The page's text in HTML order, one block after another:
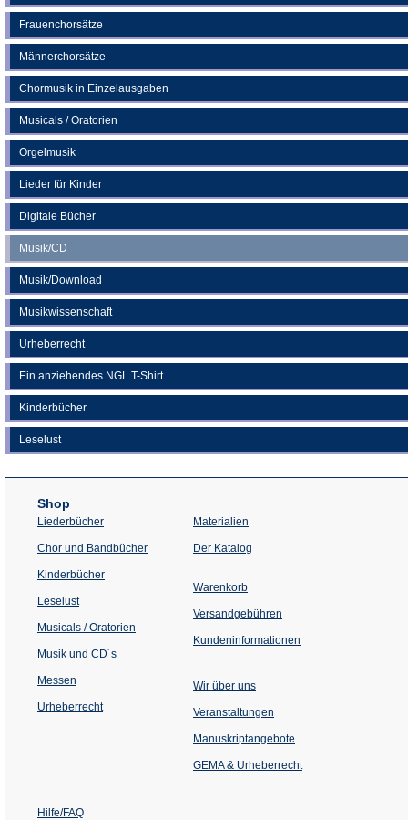
Frauenchorsätze
Männerchorsätze
Chormusik in Einzelausgaben
Musicals / Oratorien
Orgelmusik
Lieder für Kinder
Digitale Bücher
Musik/CD
Musik/Download
Musikwissenschaft
Urheberrecht
Ein anziehendes NGL T-Shirt
Kinderbücher
Leselust
Shop
Liederbücher
Chor und Bandbücher
Kinderbücher
Leselust
Musicals / Oratorien
Musik und CD´s
Messen
Urheberrecht
Materialien
Der Katalog
Warenkorb
Versandgebühren
Kundeninformationen
Wir über uns
Veranstaltungen
einem
Tab)
Manuskriptangebote
GEMA & Urheberrecht
Hilfe/FAQ